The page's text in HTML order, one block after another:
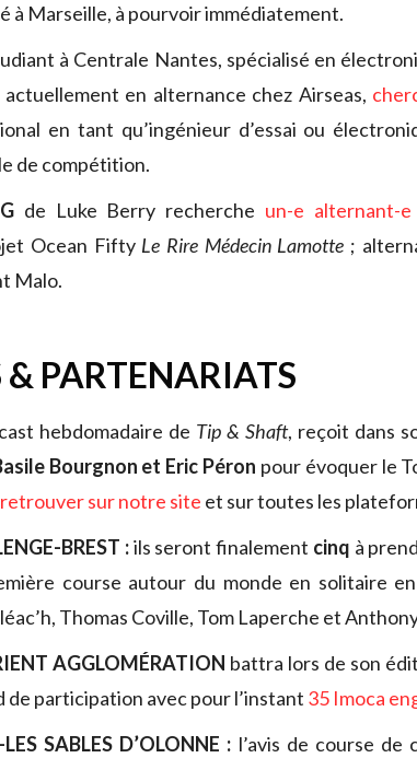
à Marseille, à pourvoir immédiatement.
à Centrale Nantes, spécialisé en
en alternance chez Airseas,
en tant qu’ingénieur d’essai ou
de compétition.
de Luke Berry recherche un-e alternant-
Ocean Fifty Le Rire Médecin Lamotte ;
Malo.
PARTENARIATS
hebdomadaire de Tip & Shaft, reçoit dans
Bourgnon et Eric Péron pour évoquer le
retrouver sur notre site et sur toutes les
BREST :ils seront finalement cinq à
course autour du monde en solitaire
Thomas Coville, Tom Laperche et
AGGLOMÉRATION battra lors de son
participation avec pour l’instant 35 Imoca
SABLES D’OLONNE : l’avis de course